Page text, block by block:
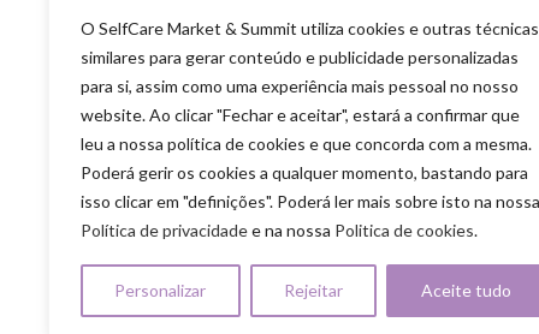
O SelfCare Market & Summit utiliza cookies e outras técnicas
similares para gerar conteúdo e publicidade personalizadas
para si, assim como uma experiência mais pessoal no nosso
website. Ao clicar "Fechar e aceitar", estará a confirmar que
leu a nossa política de cookies e que concorda com a mesma.
Poderá gerir os cookies a qualquer momento, bastando para
isso clicar em "definições". Poderá ler mais sobre isto na nossa
Política de privacidadee na nossa Politica de cookies.
Personalizar Rejeitar Aceite tudo
Selfcare is the new healthcare
Política de Privacidade Política de Cookies Termos & Condições